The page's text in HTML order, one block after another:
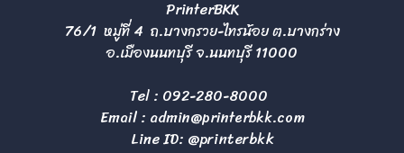
PrinterBKK
76/1 หมู่ที่ 4 ถ.บางกรวย-ไทรน้อย ต.บางกร่าง
อ.เมืองนนทบุรี จ.นนทบุรี 11000
Tel : 092-280-8000
Email : admin@printerbkk.com
Line ID: @printerbkk